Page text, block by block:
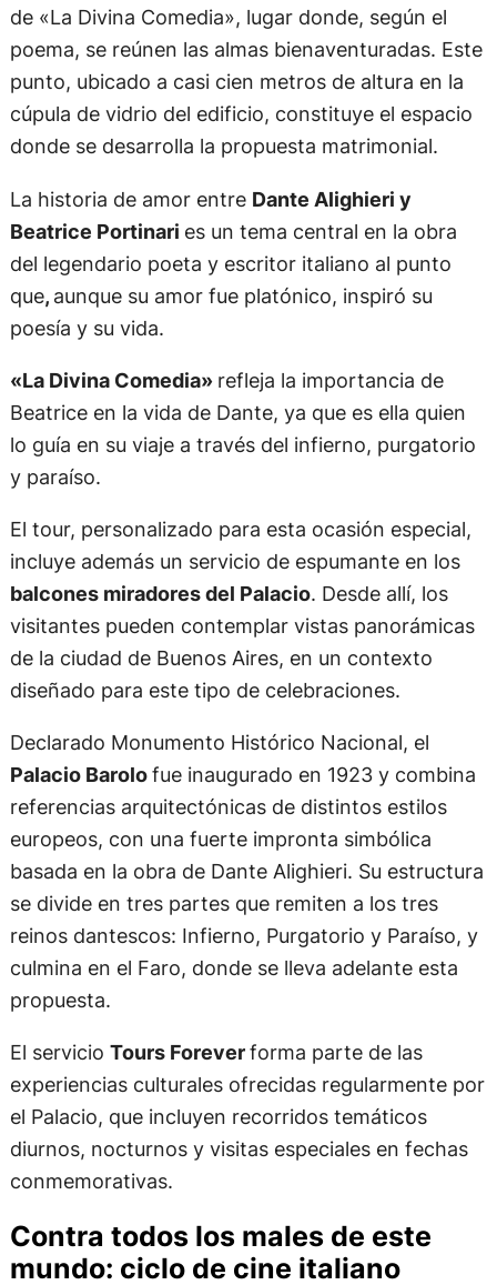
de «La Divina Comedia», lugar donde, según el
poema, se reúnen las almas bienaventuradas. Este
punto, ubicado a casi cien metros de altura en la
cúpula de vidrio del edificio, constituye el espacio
donde se desarrolla la propuesta matrimonial.
La historia de amor entre Dante Alighieri y
Beatrice Portinari es un tema central en la obra
del legendario poeta y escritor italiano al punto
que, aunque su amor fue platónico, inspiró su
poesía y su vida.
«La Divina Comedia» refleja la importancia de
Beatrice en la vida de Dante, ya que es ella quien
lo guía en su viaje a través del infierno, purgatorio
y paraíso.
El tour, personalizado para esta ocasión especial,
incluye además un servicio de espumante en los
balcones miradores del Palacio. Desde allí, los
visitantes pueden contemplar vistas panorámicas
de la ciudad de Buenos Aires, en un contexto
diseñado para este tipo de celebraciones.
Declarado Monumento Histórico Nacional, el
Palacio Barolofue inaugurado en 1923 y combina
referencias arquitectónicas de distintos estilos
europeos, con una fuerte impronta simbólica
basada en la obra de Dante Alighieri. Su estructura
se divide en tres partes que remiten a los tres
reinos dantescos: Infierno, Purgatorio y Paraíso, y
culmina en el Faro, donde se lleva adelante esta
propuesta.
El servicio Tours Foreverforma parte de las
experiencias culturales ofrecidas regularmente por
el Palacio, que incluyen recorridos temáticos
diurnos, nocturnos y visitas especiales en fechas
conmemorativas.
Contra todos los males de este
mundo: ciclo de cine italiano